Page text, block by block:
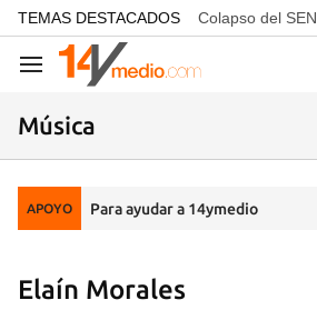
common.go-to-content
TEMAS DESTACADOS Colapso del SEN
Navegación
Música
APOYO Para ayudar a 14ymedio
Elaín Morales